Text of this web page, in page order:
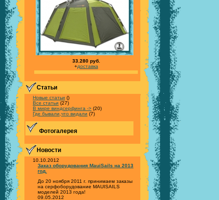
33.280 руб.
+доставка
Статьи
Новые статьи ()
Все статьи (27)
В мире виндсерфинга -> (20)
Где бывали,что видали (7)
Фотогалерея
Новости
10.10.2012
Заказ оборудования MauiSails на 2013
год.
До 20 ноября 2011 г. принимаем заказы
на серфоборудование MAUISAILS
моделей 2013 года!
09.05.2012